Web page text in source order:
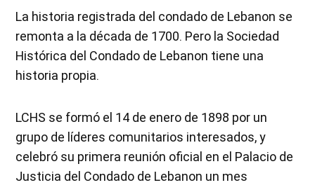
La historia registrada del condado de Lebanon se
remonta a la década de 1700. Pero la Sociedad
Histórica del Condado de Lebanon tiene una
historia propia.
LCHS se formó el 14 de enero de 1898 por un
grupo de líderes comunitarios interesados, y
celebró su primera reunión oficial en el Palacio de
Justicia del Condado de Lebanon un mes